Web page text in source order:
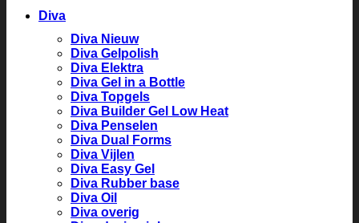
Diva
Diva Nieuw
Diva Gelpolish
Diva Elektra
Diva Gel in a Bottle
Diva Topgels
Diva Builder Gel Low Heat
Diva Penselen
Diva Dual Forms
Diva Vijlen
Diva Easy Gel
Diva Rubber base
Diva Oil
Diva overig